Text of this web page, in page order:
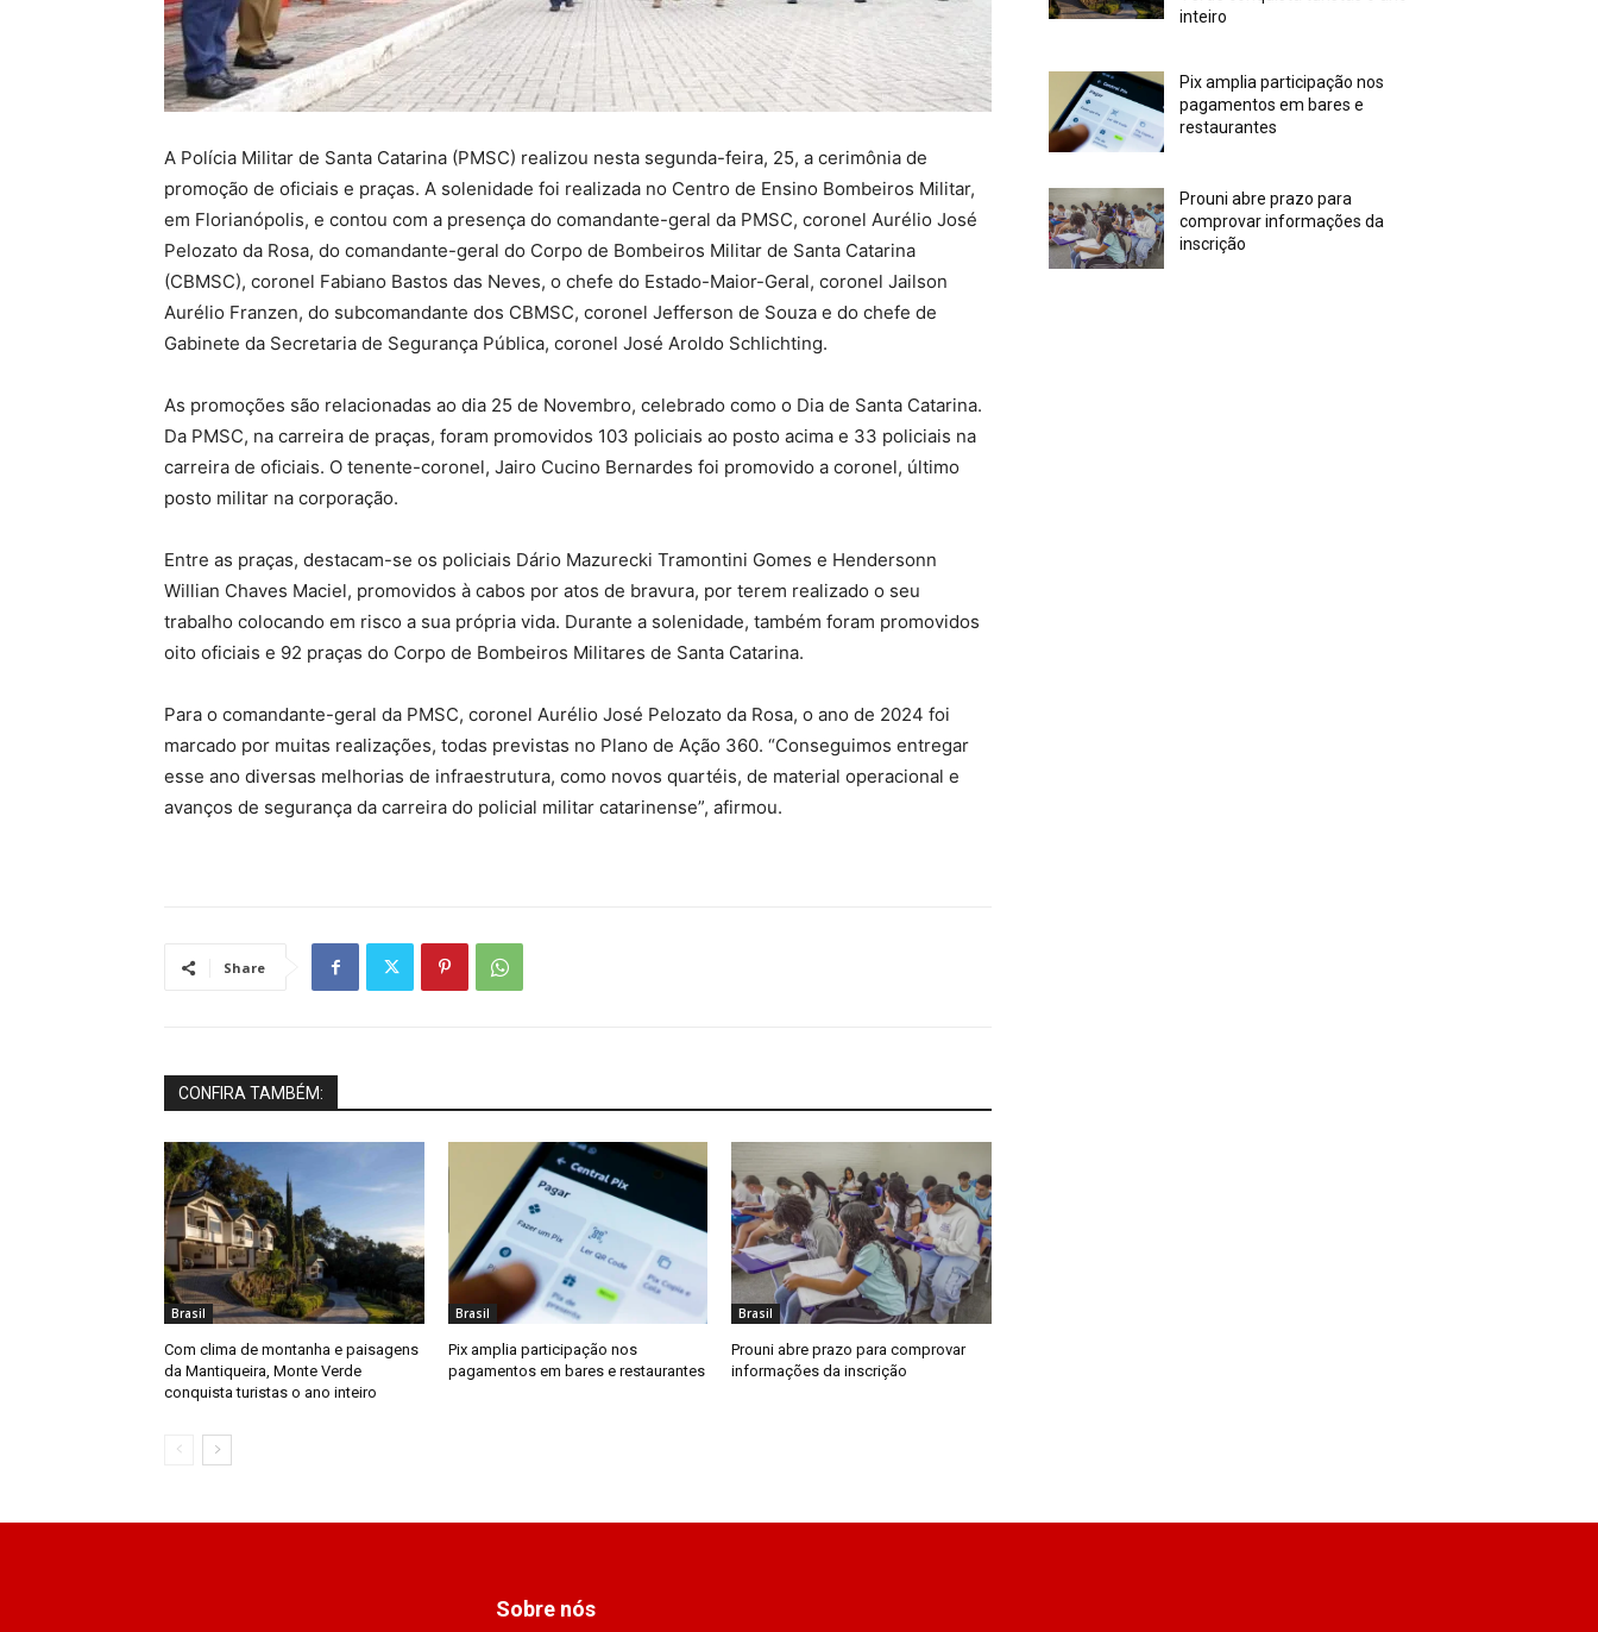
A Polícia Militar de Santa Catarina (PMSC) realizou nesta segunda-feira, 25, a cerimônia de
promoção de oficiais e praças. A solenidade foi realizada no Centro de Ensino Bombeiros Militar,
em Florianópolis, e contou com a presença do comandante-geral da PMSC, coronel Aurélio José
Pelozato da Rosa, do comandante-geral do Corpo de Bombeiros Militar de Santa Catarina
(CBMSC), coronel Fabiano Bastos das Neves, o chefe do Estado-Maior-Geral, coronel Jailson
Aurélio Franzen, do subcomandante dos CBMSC, coronel Jefferson de Souza e do chefe de
Gabinete da Secretaria de Segurança Pública, coronel José Aroldo Schlichting.
As promoções são relacionadas ao dia 25 de Novembro, celebrado como o Dia de Santa Catarina.
Da PMSC, na carreira de praças, foram promovidos 103 policiais ao posto acima e 33 policiais na
carreira de oficiais. O tenente-coronel, Jairo Cucino Bernardes foi promovido a coronel, último
posto militar na corporação.
Entre as praças, destacam-se os policiais Dário Mazurecki Tramontini Gomes e Hendersonn
Willian Chaves Maciel, promovidos à cabos por atos de bravura, por terem realizado o seu
trabalho colocando em risco a sua própria vida. Durante a solenidade, também foram promovidos
oito oficiais e 92 praças do Corpo de Bombeiros Militares de Santa Catarina.
Para o comandante-geral da PMSC, coronel Aurélio José Pelozato da Rosa, o ano de 2024 foi
marcado por muitas realizações, todas previstas no Plano de Ação 360. “Conseguimos entregar
esse ano diversas melhorias de infraestrutura, como novos quartéis, de material operacional e
avanços de segurança da carreira do policial militar catarinense”, afirmou.
Share
CONFIRA TAMBÉM:
Brasil
Com clima de montanha e paisagens
da Mantiqueira, Monte Verde
conquista turistas o ano inteiro
Brasil
Pix amplia participação nos
pagamentos em bares e restaurantes
Brasil
Prouni abre prazo para comprovar
informações da inscrição
inteiro
Pix amplia participação nos
pagamentos em bares e
restaurantes
Prouni abre prazo para
comprovar informações da
inscrição
Sobre nós